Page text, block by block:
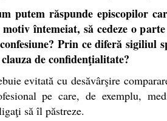
putem răspunde episcopilor
întemeiat, să cedeze o
Prin ce diferă sigiliul
de confidenţialitate?
evitată cu desăvârşire
pe care, de exemplu,
să îl păstreze.